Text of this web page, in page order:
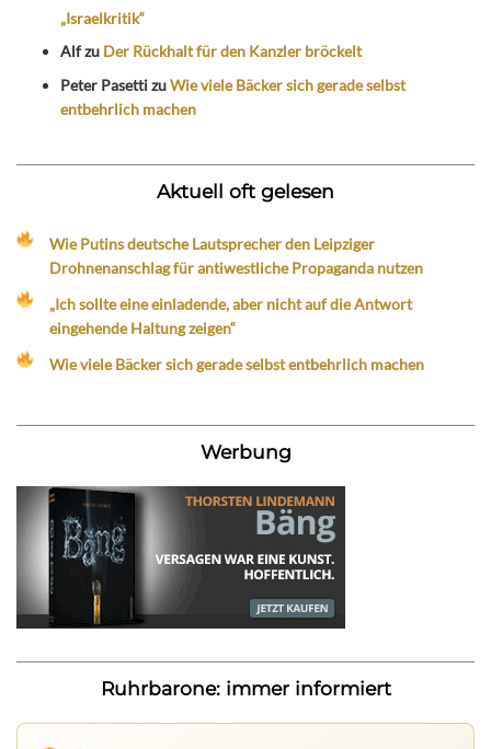
„Israelkritik“
Alfzu Der Rückhalt für den Kanzler bröckelt
Peter PasettizuWie viele Bäcker sich gerade selbst
entbehrlich machen
Aktuell oft gelesen
Wie Putins deutsche Lautsprecher den Leipziger
Drohnenanschlag für antiwestliche Propaganda nutzen
„Ich sollte eine einladende, aber nicht auf die Antwort
eingehende Haltung zeigen“
Wie viele Bäcker sich gerade selbst entbehrlich machen
Werbung
Ruhrbarone: immer informiert